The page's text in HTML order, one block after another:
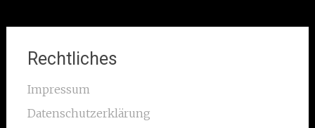
Rechtliches
Impressum
Datenschutzerklärung